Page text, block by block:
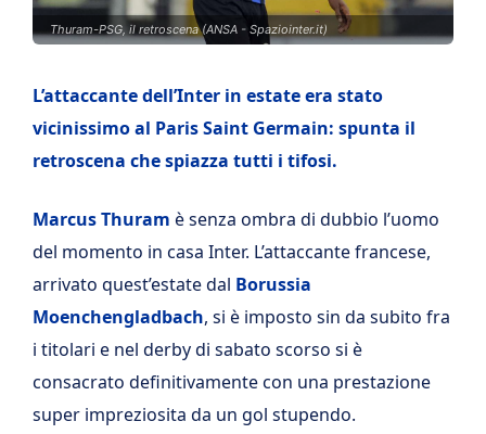
Thuram-PSG, il retroscena (ANSA - Spaziointer.it)
L’attaccante dell’Inter in estate era stato
vicinissimo al Paris Saint Germain: spunta il
retroscena che spiazza tutti i tifosi.
Marcus Thuram è senza ombra di dubbio l’uomo
del momento in casa Inter. L’attaccante francese,
arrivato quest’estate dal Borussia
Moenchengladbach, si è imposto sin da subito fra
i titolari e nel derby di sabato scorso si è
consacrato definitivamente con una prestazione
super impreziosita da un gol stupendo.